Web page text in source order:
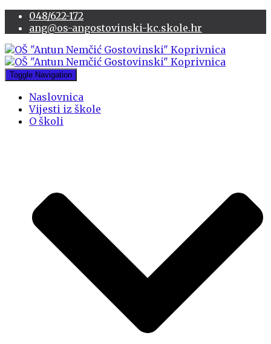
048/622-172
ang@os-angostovinski-kc.skole.hr
Toggle Navigation
Naslovnica
Vijesti iz škole
O školi